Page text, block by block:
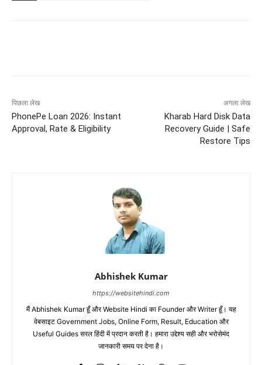
पिछला लेख
PhonePe Loan 2026: Instant
Approval, Rate & Eligibility
अगला लेख
Kharab Hard Disk Data
Recovery Guide | Safe
Restore Tips
Abhishek Kumar
https://websitehindi.com
मैं Abhishek Kumar हूँ और Website Hindi का Founder और Writer हूँ। यह
वेबसाइट Government Jobs, Online Form, Result, Education और
Useful Guides सरल हिंदी में प्रदान करती है। हमारा उद्देश्य सही और भरोसेमंद
जानकारी समय पर देना है।